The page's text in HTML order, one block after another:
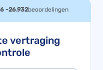
-26.932beoordelingen
vertraging